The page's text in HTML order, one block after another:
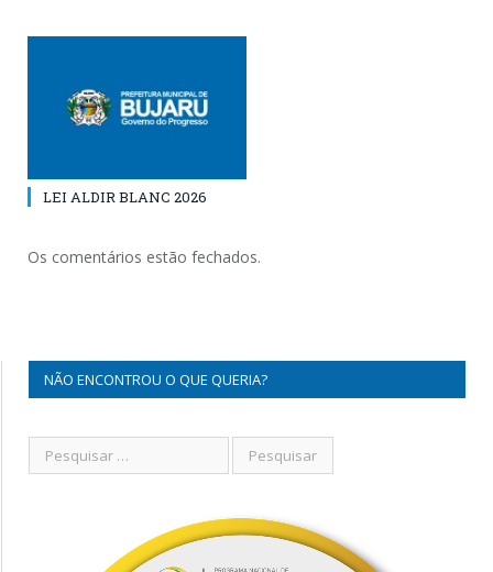
LEI ALDIR BLANC 2026
Os comentários estão fechados.
NÃO ENCONTROU O QUE QUERIA?